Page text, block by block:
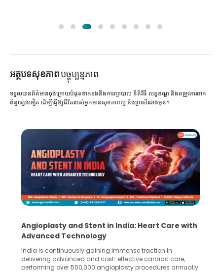
អត្ថបទសុខភាពបច្ចុប្បន្នភាព
ទទួលបានព័ត៌មានចុងក្រោយបំផុតទាក់ទងនឹងការព្យាបាល នីតិវិធី លក្ខខណ្ឌ និងតម្រូវការពាក់
ព័ន្ធផ្សេងទៀត ដើម្បីធ្វើឱ្យជីវិតរបស់អ្នកមានសុខភាពល្អ និងប្រសើរជាងមុន។
Angioplasty and Stent in India: Heart Care with
Advanced Technology
India is continuously gaining immense traction in
delivering advanced and cost-effective cardiac care,
performing over 500,000 angioplasty procedures annually